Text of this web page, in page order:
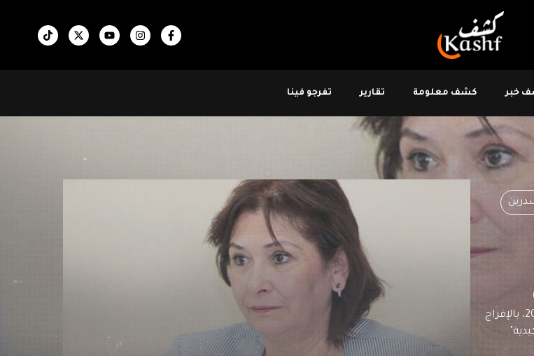
خبر كشف معلومة تقارير تفرجو فينا
طالبت جمعية تقاطع من أجل الحقوق والحريات اليوم الأربعاء 15 جانفي 2025، بالإفراج